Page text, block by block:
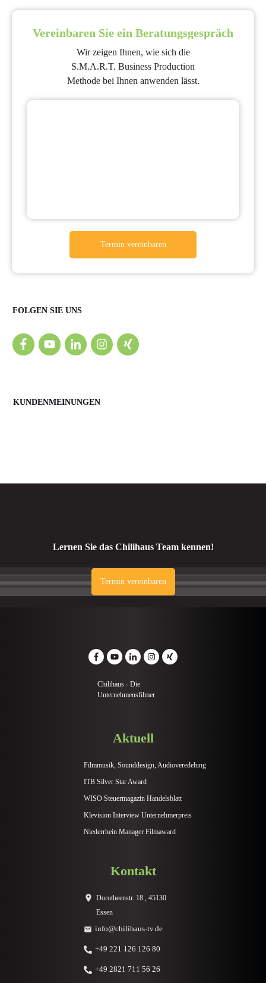
Vereinbaren Sie ein Beratungsgespräch
Wir zeigen Ihnen, wie sich die
S.M.A.R.T. Business Production
Methode bei Ihnen anwenden lässt.
Termin vereinbaren
FOLGEN SIE UNS
KUNDENMEINUNGEN
Lernen Sie das Chilihaus Team kennen!
Termin vereinbaren
Chilihaus - Die
Unternehmensfilmer
Aktuell
Filmmusik, Sounddesign, Audioveredelung
ITB Silver Star Award
WISO Steuermagazin Handelsblatt
Klevision Interview Unternehmerpreis
Niederrhein Manager Filmaward
Kontakt
Dorotheenstr. 18 , 45130
Essen
info@chilihaus-tv.de
+49 221 126 126 80
+49 2821 711 56 26